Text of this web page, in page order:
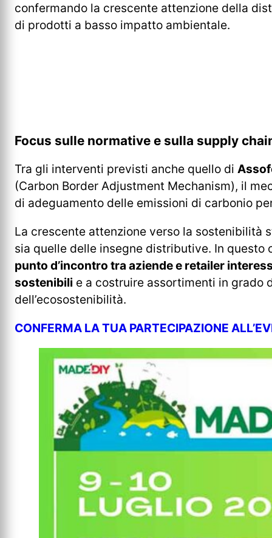
confermando la crescente attenzione della
di prodotti a basso impatto ambientale.
Focus sulle normative e sulla supply
Tra gli interventi previsti anche quello di
(Carbon Border Adjustment Mechanism), il
di adeguamento delle emissioni di carbonio
La crescente attenzione verso la
sia quelle delle insegne distributive. In questo
punto d’incontro tra aziende e retailer
sostenibili e a costruire assortimenti in grado
dell’ecosostenibilità.
CONFERMA LA TUA PARTECIPAZIONE